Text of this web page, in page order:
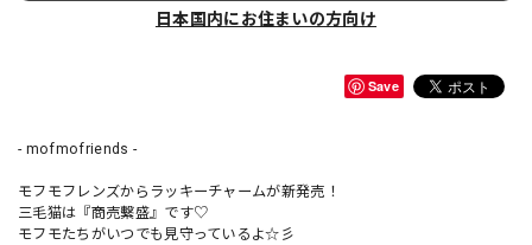
日本国内にお住まいの方向け
Save
- mofmofriends -
モフモフレンズからラッキーチャームが新発売！
三毛猫は『商売繫盛』です♡
モフモたちがいつでも見守っているよ☆彡